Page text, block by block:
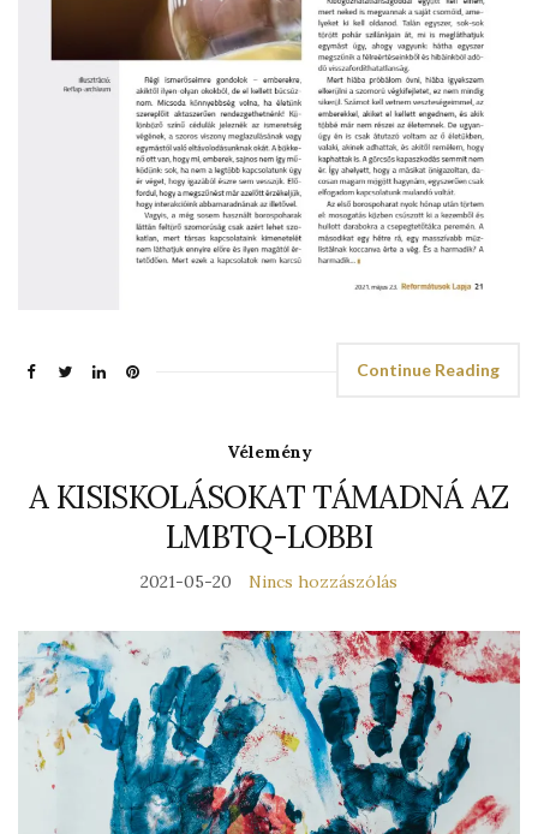
Continue Reading
Vélemény
A KISISKOLÁSOKAT TÁMADNÁ AZ
LMBTQ-LOBBI
2021-05-20 Nincs hozzászólás